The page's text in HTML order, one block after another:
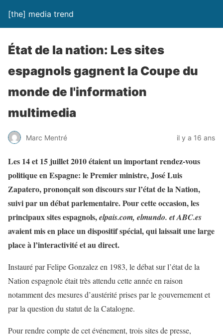
[the] media trend
État de la nation: Les sites
espagnols gagnent la Coupe du
monde de l'information
multimedia
Marc Mentré il y a 16 ans
Les 14 et 15 juillet 2010 étaient un important rendez-vous
politique en Espagne: le Premier ministre, José Luis
Zapatero, prononçait son discours sur l’état de la Nation,
suivi par un débat parlementaire. Pour cette occasion, les
principaux sites espagnols,elpais.com, elmundo. et ABC.es
avaient mis en place un dispositif spécial, qui laissait une large
place à l’interactivité et au direct.
Instauré par Felipe Gonzalez en 1983, le débat sur l’état de la
Nation espagnole était très attendu cette année en raison
notamment des mesures d’austérité prises par le gouvernement et
par la question du statut de la Catalogne.
Pour rendre compte de cet événement, trois sites de presse,